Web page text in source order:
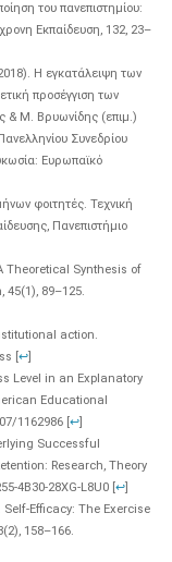
του πανεπιστημίου:
Εκπαίδευση, 132, 23–
Η εγκατάλειψη των
προσέγγιση των
& Μ. Βρυωνίδης (επιμ.)
Συνεδρίου
Ευρωπαϊκό
φοιτητές. Τεχνική
Πανεπιστήμιο
Theoretical Synthesis of
45(1), 89–125.
action.
↩]
Level in an Explanatory
Educational
1162986 ↩]
Successful
Research, Theory
4B30-28XG-L8U0 ↩]
Self-Efficacy: The Exercise
158–166.